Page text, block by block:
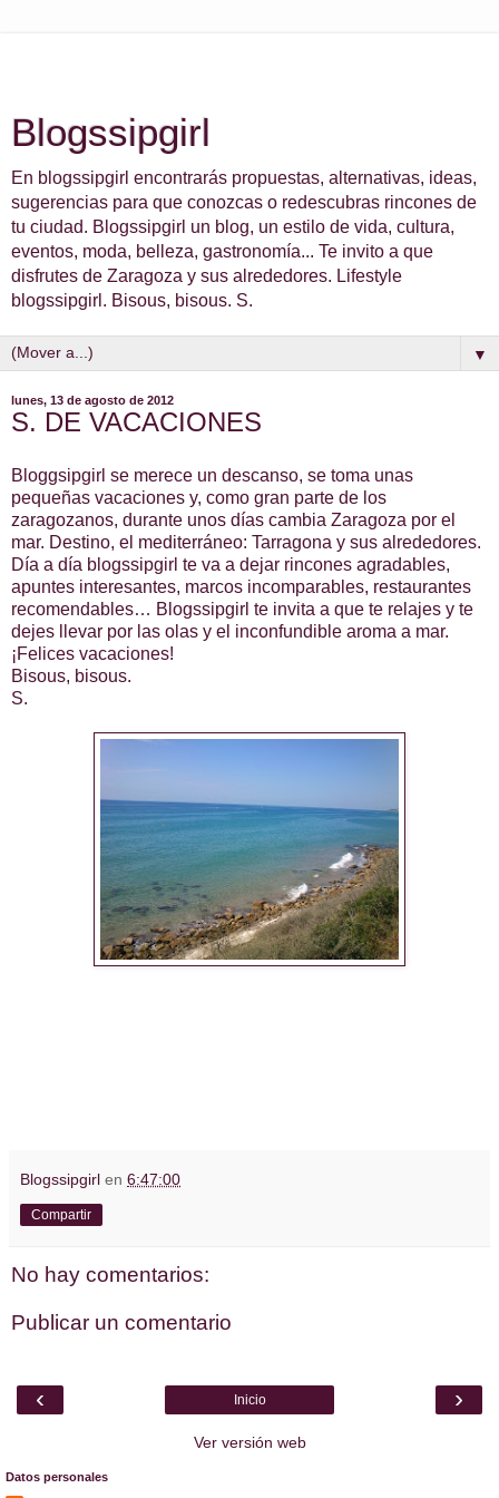
Blogssipgirl
En blogssipgirl encontrarás propuestas, alternativas, ideas,
sugerencias para que conozcas o redescubras rincones de
tu ciudad. Blogssipgirl un blog, un estilo de vida, cultura,
eventos, moda, belleza, gastronomía... Te invito a que
disfrutes de Zaragoza y sus alrededores. Lifestyle
blogssipgirl. Bisous, bisous. S.
▼
lunes, 13 de agosto de 2012
S. DE VACACIONES
Bloggsipgirl se merece un descanso, se toma unas
pequeñas vacaciones y, como gran parte de los
zaragozanos, durante unos días cambia Zaragoza por el
mar. Destino, el mediterráneo: Tarragona y sus alrededores.
Día a día blogssipgirl te va a dejar rincones agradables,
apuntes interesantes, marcos incomparables, restaurantes
recomendables… Blogssipgirl te invita a que te relajes y te
dejes llevar por las olas y el inconfundible aroma a mar.
¡Felices vacaciones!
Bisous, bisous.
S.
Blogssipgirl en 6:47:00
Compartir
No hay comentarios:
Publicar un comentario
‹ ›
Inicio
Ver versión web
Datos personales